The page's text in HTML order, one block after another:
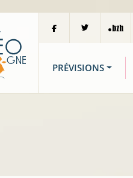
PRÉVISIONS